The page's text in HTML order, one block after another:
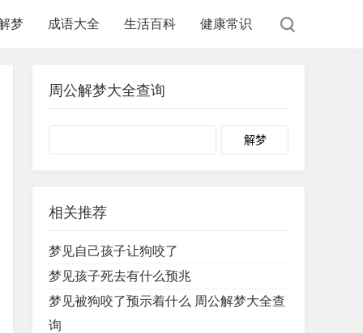
梦 成语大全 生活百科 健康常识
周公解梦大全查询
Search
相关推荐
梦见自己孩子让狗咬了
梦见孩子死去有什么预兆
梦见被狗咬了预示着什么 周公解梦大全查
询